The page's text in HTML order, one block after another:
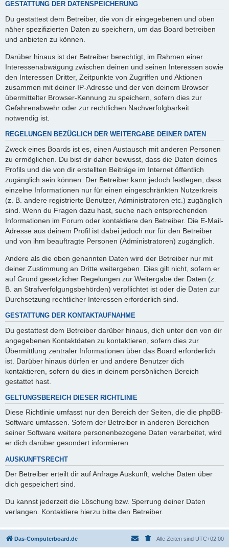
GESTATTUNG DER DATENSPEICHERUNG
Du gestattest dem Betreiber, die von dir eingegebenen und oben
näher spezifizierten Daten zu speichern, um das Board betreiben
und anbieten zu können.
Darüber hinaus ist der Betreiber berechtigt, im Rahmen einer
Interessenabwägung zwischen deinen und seinen Interessen sowie
den Interessen Dritter, Zeitpunkte von Zugriffen und Aktionen
zusammen mit deiner IP-Adresse und der von deinem Browser
übermittelter Browser-Kennung zu speichern, sofern dies zur
Gefahrenabwehr oder zur rechtlichen Nachverfolgbarkeit
notwendig ist.
REGELUNGEN BEZÜGLICH DER WEITERGABE DEINER DATEN
Zweck eines Boards ist es, einen Austausch mit anderen Personen
zu ermöglichen. Du bist dir daher bewusst, dass die Daten deines
Profils und die von dir erstellten Beiträge im Internet öffentlich
zugänglich sein können. Der Betreiber kann jedoch festlegen, dass
einzelne Informationen nur für einen eingeschränkten Nutzerkreis
(z. B. andere registrierte Benutzer, Administratoren etc.) zugänglich
sind. Wenn du Fragen dazu hast, suche nach entsprechenden
Informationen im Forum oder kontaktiere den Betreiber. Die E-Mail-
Adresse aus deinem Profil ist dabei jedoch nur für den Betreiber
und von ihm beauftragte Personen (Administratoren) zugänglich.
Andere als die oben genannten Daten wird der Betreiber nur mit
deiner Zustimmung an Dritte weitergeben. Dies gilt nicht, sofern er
auf Grund gesetzlicher Regelungen zur Weitergabe der Daten (z.
B. an Strafverfolgungsbehörden) verpflichtet ist oder die Daten zur
Durchsetzung rechtlicher Interessen erforderlich sind.
GESTATTUNG DER KONTAKTAUFNAHME
Du gestattest dem Betreiber darüber hinaus, dich unter den von dir
angegebenen Kontaktdaten zu kontaktieren, sofern dies zur
Übermittlung zentraler Informationen über das Board erforderlich
ist. Darüber hinaus dürfen er und andere Benutzer dich
kontaktieren, sofern du dies in deinem persönlichen Bereich
gestattet hast.
GELTUNGSBEREICH DIESER RICHTLINIE
Diese Richtlinie umfasst nur den Bereich der Seiten, die die phpBB-
Software umfassen. Sofern der Betreiber in anderen Bereichen
seiner Software weitere personenbezogene Daten verarbeitet, wird
er dich darüber gesondert informieren.
AUSKUNFTSRECHT
Der Betreiber erteilt dir auf Anfrage Auskunft, welche Daten über
dich gespeichert sind.
Du kannst jederzeit die Löschung bzw. Sperrung deiner Daten
verlangen. Kontaktiere hierzu bitte den Betreiber.
Das-Computerboard.de Alle Zeiten sind UTC+02:00